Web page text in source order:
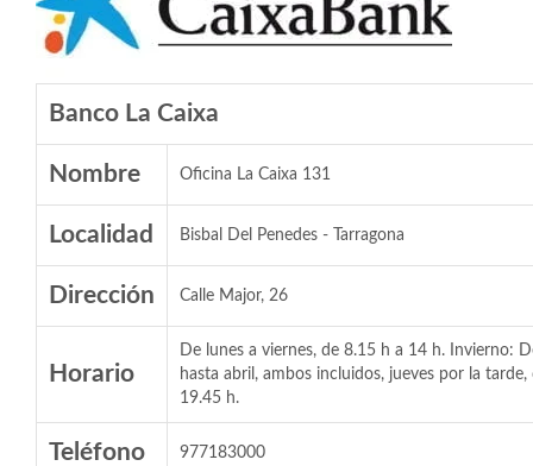
Banco La Caixa
Nombre Oficina La Caixa 131
Localidad Bisbal Del Penedes - Tarragona
Dirección Calle Major, 26
Horario
De lunes a viernes, de 8.15 h a 14 h. Invierno:
hasta abril, ambos incluidos, jueves por la
19.45 h.
Teléfono 977183000